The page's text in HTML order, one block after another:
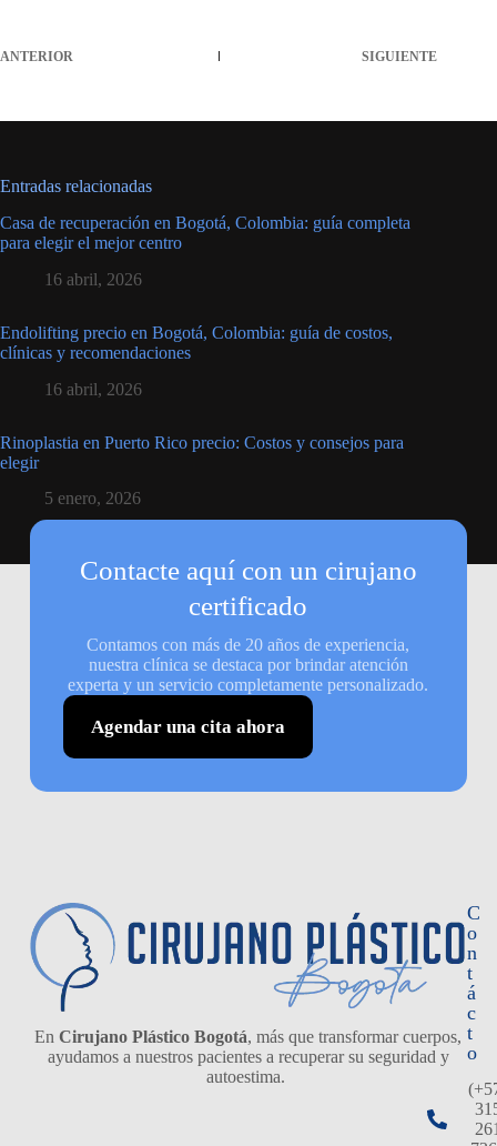
ANTERIOR SIGUIENTE
Entradas relacionadas
Casa de recuperación en Bogotá, Colombia: guía completa
para elegir el mejor centro
16 abril, 2026
Endolifting precio en Bogotá, Colombia: guía de costos,
clínicas y recomendaciones
16 abril, 2026
Rinoplastia en Puerto Rico precio: Costos y consejos para
elegir
5 enero, 2026
Contacte aquí con un cirujano
certificado
Contamos con más de 20 años de experiencia,
nuestra clínica se destaca por brindar atención
experta y un servicio completamente personalizado.
Agendar una cita ahora
En Cirujano Plástico Bogotá, más que transformar cuerpos,
ayudamos a nuestros pacientes a recuperar su seguridad y
autoestima.
C
o
n
t
á
c
t
o